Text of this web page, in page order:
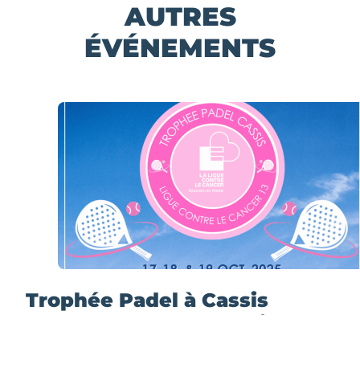
AUTRES
ÉVÉNEMENTS
Trophée Padel à Cassis